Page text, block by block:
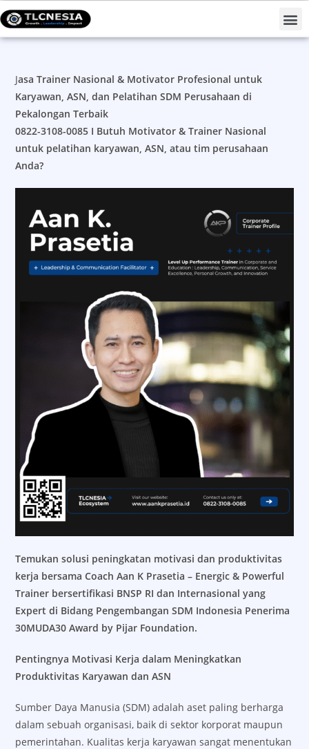
Jasa Trainer Nasional & Motivator Profesional untuk
Karyawan, ASN, dan Pelatihan SDM Perusahaan di
Pekalongan Terbaik
0822-3108-0085 I Butuh Motivator & Trainer Nasional
untuk pelatihan karyawan, ASN, atau tim perusahaan
Anda?
Temukan solusi peningkatan motivasi dan produktivitas
kerja bersama Coach Aan K Prasetia – Energic & Powerful
Trainer bersertifikasi BNSP RI dan Internasional yang
Expert di Bidang Pengembangan SDM Indonesia Penerima
30MUDA30 Award by Pijar Foundation.
Pentingnya Motivasi Kerja dalam Meningkatkan
Produktivitas Karyawan dan ASN
Sumber Daya Manusia (SDM) adalah aset paling berharga
dalam sebuah organisasi, baik di sektor korporat maupun
pemerintahan. Kualitas kerja karyawan sangat menentukan